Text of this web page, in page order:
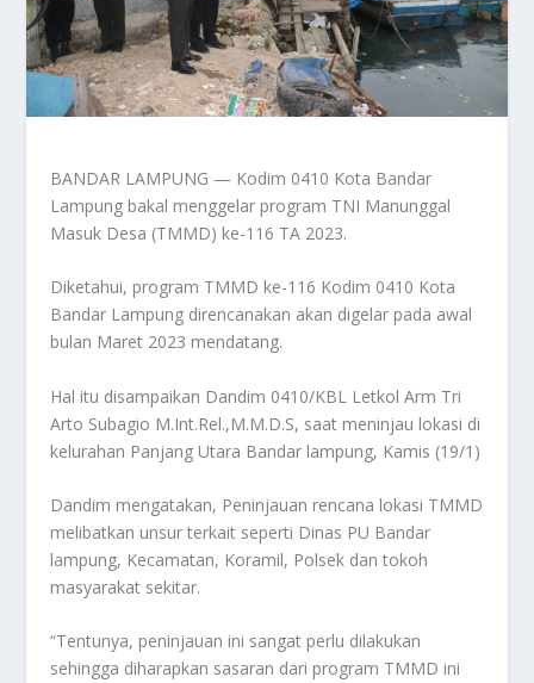
BANDAR LAMPUNG — Kodim 0410 Kota Bandar
Lampung bakal menggelar program TNI Manunggal
Masuk Desa (TMMD) ke-116 TA 2023.
Diketahui, program TMMD ke-116 Kodim 0410 Kota
Bandar Lampung direncanakan akan digelar pada awal
bulan Maret 2023 mendatang.
Hal itu disampaikan Dandim 0410/KBL Letkol Arm Tri
Arto Subagio M.Int.Rel.,M.M.D.S, saat meninjau lokasi di
kelurahan Panjang Utara Bandar lampung, Kamis (19/1)
Dandim mengatakan, Peninjauan rencana lokasi TMMD
melibatkan unsur terkait seperti Dinas PU Bandar
lampung, Kecamatan, Koramil, Polsek dan tokoh
masyarakat sekitar.
“Tentunya, peninjauan ini sangat perlu dilakukan
sehingga diharapkan sasaran dari program TMMD ini